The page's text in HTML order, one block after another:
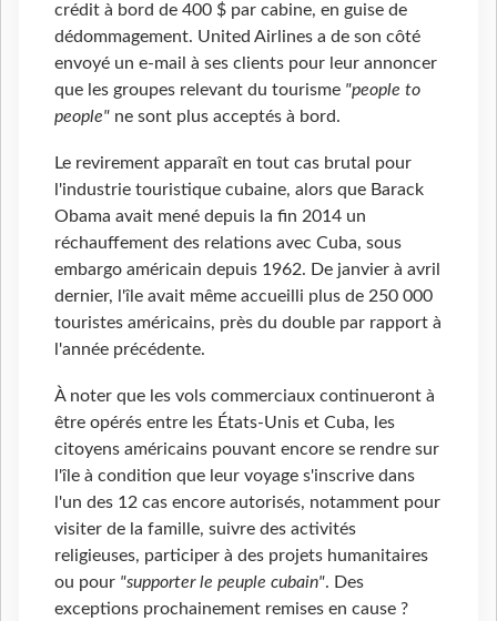
crédit à bord de 400 $ par cabine, en guise de
dédommagement. United Airlines a de son côté
envoyé un e-mail à ses clients pour leur annoncer
que les groupes relevant du tourisme "people to
people" ne sont plus acceptés à bord.
Le revirement apparaît en tout cas brutal pour
l'industrie touristique cubaine, alors que Barack
Obama avait mené depuis la fin 2014 un
réchauffement des relations avec Cuba, sous
embargo américain depuis 1962. De janvier à avril
dernier, l'île avait même accueilli plus de 250 000
touristes américains, près du double par rapport à
l'année précédente.
À noter que les vols commerciaux continueront à
être opérés entre les États-Unis et Cuba, les
citoyens américains pouvant encore se rendre sur
l'île à condition que leur voyage s'inscrive dans
l'un des 12 cas encore autorisés, notamment pour
visiter de la famille, suivre des activités
religieuses, participer à des projets humanitaires
ou pour "supporter le peuple cubain". Des
exceptions prochainement remises en cause ?